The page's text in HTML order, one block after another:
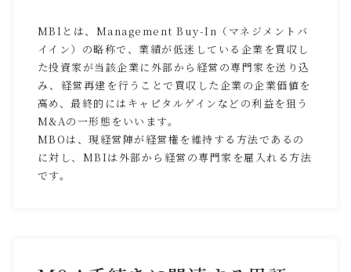
MBIとは、Management Buy-In（マネジメントバ
イイン）の略称で、業績が低迷している企業を買収し
た投資家が当該企業に外部から経営の専門家を送り込
み、経営再建を行うことで買収した企業の企業価値を
高め、最終的にはキャピタルゲインなどの利益を狙う
M&Aの一形態をいいます。
MBOは、現経営陣が経営権を維持する方法であるの
に対し、MBIは外部から経営の専門家を雇入れる方法
です。